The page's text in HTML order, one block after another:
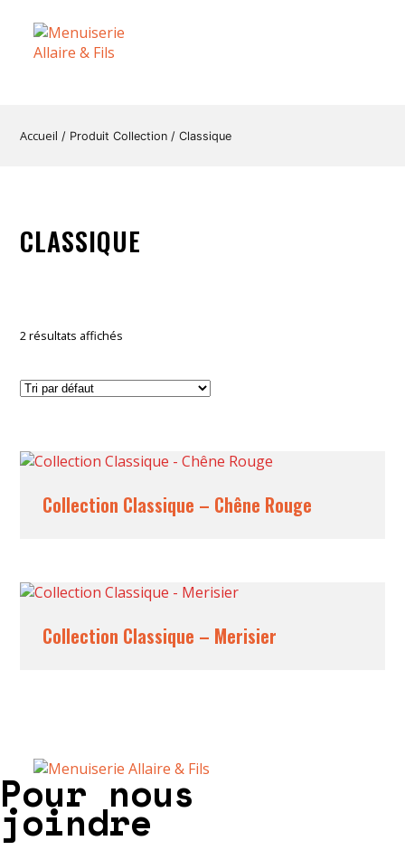
Accueil / Produit Collection / Classique
CLASSIQUE
2 résultats affichés
Collection Classique – Chêne Rouge
Collection Classique – Merisier
Pour nous
joindre